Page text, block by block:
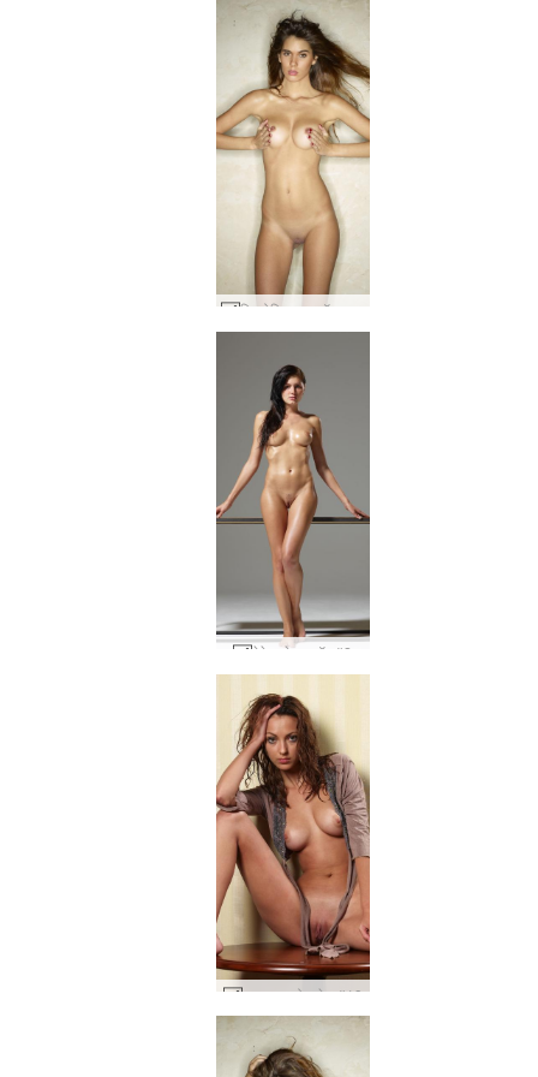
टेरेज़ा टेबल टॉप #2
अन्ना एस गोल मेज #19